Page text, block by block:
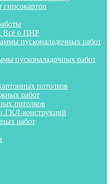
гипсокартон
Всё о ПНР
пусконаладочных работ
пусконаладочных работ
потолков
работ
потолков
ГКЛ-конструкций
работ